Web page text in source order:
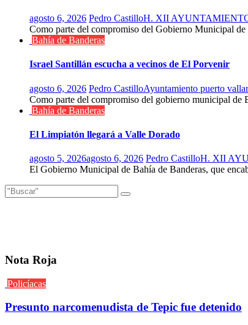
agosto 6, 2026 Pedro CastilloH. XII
Como parte del compromiso del Gobierno Municipal
Bahía de Banderas
Israel Santillán escucha a vecinos de El Porvenir
agosto 6, 2026 Pedro CastilloAyuntamiento puerto
Como parte del compromiso del gobierno municipal de
Bahía de Banderas
El Limpiatón llegará a Valle Dorado
agosto 5, 2026agosto 6, 2026 Pedro CastilloH. XII
El Gobierno Municipal de Bahía de Banderas, que
Nota Roja
Policíacas
Presunto narcomenudista de Tepic fue detenido